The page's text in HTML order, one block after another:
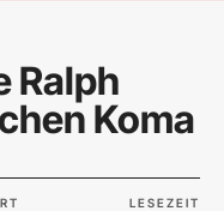
Ralph
Koma
LESEZEIT